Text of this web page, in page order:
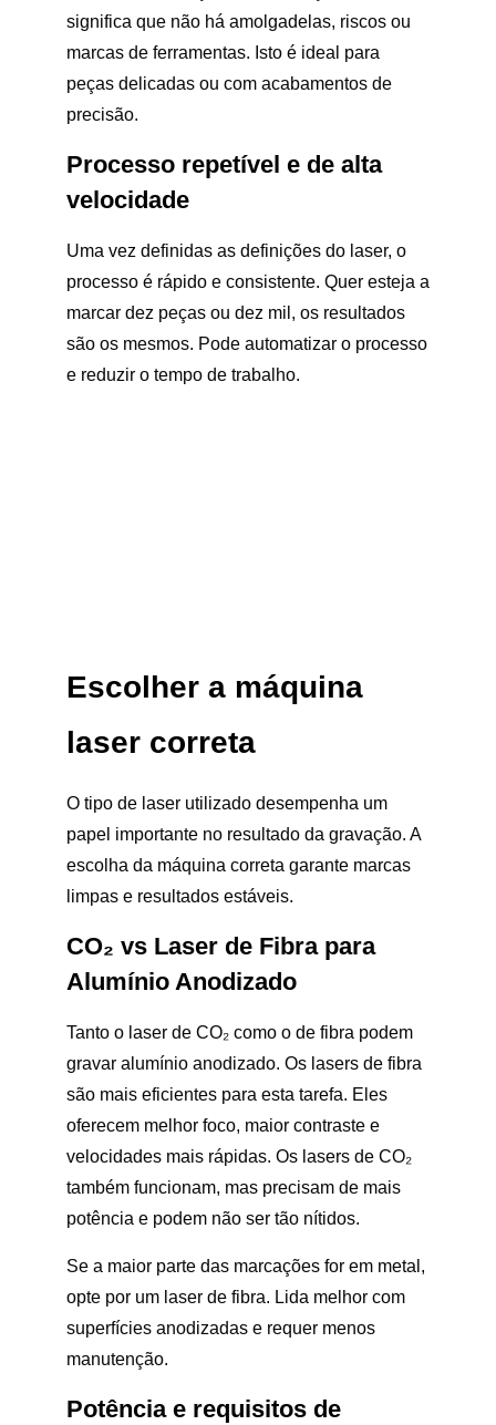
significa que não há amolgadelas, riscos ou
marcas de ferramentas. Isto é ideal para
peças delicadas ou com acabamentos de
precisão.
Processo repetível e de alta
velocidade
Uma vez definidas as definições do laser, o
processo é rápido e consistente. Quer esteja a
marcar dez peças ou dez mil, os resultados
são os mesmos. Pode automatizar o processo
e reduzir o tempo de trabalho.
Escolher a máquina
laser correta
O tipo de laser utilizado desempenha um
papel importante no resultado da gravação. A
escolha da máquina correta garante marcas
limpas e resultados estáveis.
CO₂ vs Laser de Fibra para
Alumínio Anodizado
Tanto o laser de CO₂ como o de fibra podem
gravar alumínio anodizado. Os lasers de fibra
são mais eficientes para esta tarefa. Eles
oferecem melhor foco, maior contraste e
velocidades mais rápidas. Os lasers de CO₂
também funcionam, mas precisam de mais
potência e podem não ser tão nítidos.
Se a maior parte das marcações for em metal,
opte por um laser de fibra. Lida melhor com
superfícies anodizadas e requer menos
manutenção.
Potência e requisitos de